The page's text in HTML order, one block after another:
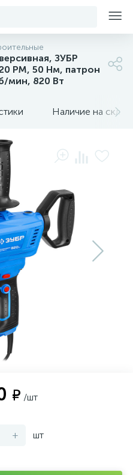
ЗУБР
РМ, 50 Нм, патрон
мин, 820 Вт
Наличие на
₽ /шт
+ шт